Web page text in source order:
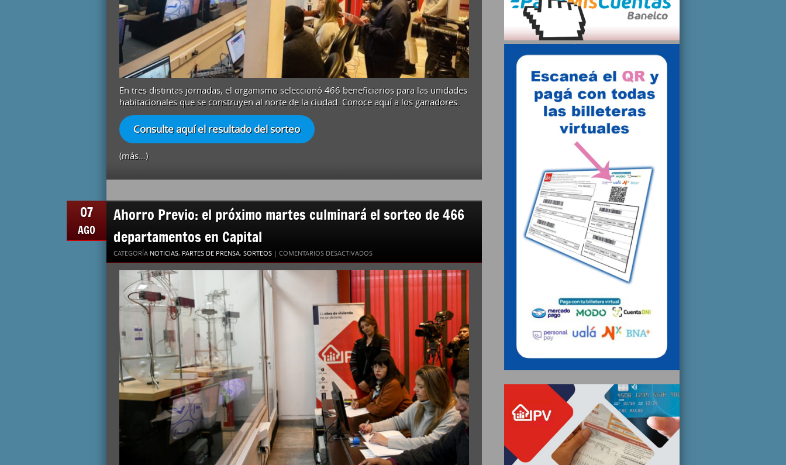
En tres distintas jornadas, el organismo seleccionó 466 beneficiarios para las unidades
habitacionales que se construyen al norte de la ciudad. Conoce aquí a los ganadores.
Consulte aquí el resultado del sorteo
(más…)
07
AGO
Ahorro Previo: el próximo martes culminará el sorteo de 466
departamentos en Capital
CATEGORÍA NOTICIAS, PARTES DE PRENSA, SORTEOS | COMENTARIOS DESACTIVADOSEN
AHORRO
PREVIO:
CULMINARÁ
EL
SORTEO
DE
466
DEPARTAMENTOS
EN
CAPITAL